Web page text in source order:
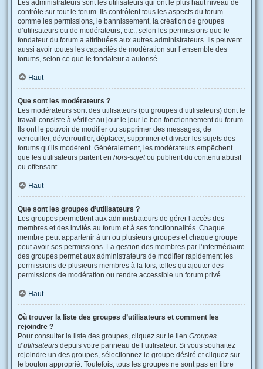
Les administrateurs sont les utilisateurs qui ont le plus haut niveau de
contrôle sur tout le forum. Ils contrôlent tous les aspects du forum
comme les permissions, le bannissement, la création de groupes
d’utilisateurs ou de modérateurs, etc., selon les permissions que le
fondateur du forum a attribuées aux autres administrateurs. Ils peuvent
aussi avoir toutes les capacités de modération sur l’ensemble des
forums, selon ce que le fondateur a autorisé.
Haut
Que sont les modérateurs ?
Les modérateurs sont des utilisateurs (ou groupes d’utilisateurs) dont le
travail consiste à vérifier au jour le jour le bon fonctionnement du forum.
Ils ont le pouvoir de modifier ou supprimer des messages, de
verrouiller, déverrouiller, déplacer, supprimer et diviser les sujets des
forums qu’ils modèrent. Généralement, les modérateurs empêchent
que les utilisateurs partent en hors-sujetou publient du contenu abusif
ou offensant.
Haut
Que sont les groupes d’utilisateurs ?
Les groupes permettent aux administrateurs de gérer l’accès des
membres et des invités au forum et à ses fonctionnalités. Chaque
membre peut appartenir à un ou plusieurs groupes et chaque groupe
peut avoir ses permissions. La gestion des membres par l’intermédiaire
des groupes permet aux administrateurs de modifier rapidement les
permissions de plusieurs membres à la fois, telles qu’ajouter des
permissions de modération ou rendre accessible un forum privé.
Haut
Où trouver la liste des groupes d’utilisateurs et comment les
rejoindre ?
Pour consulter la liste des groupes, cliquez sur le lien Groupes
d’utilisateurs depuis votre panneau de l’utilisateur. Si vous souhaitez
rejoindre un des groupes, sélectionnez le groupe désiré et cliquez sur
le bouton approprié. Toutefois, tous les groupes ne sont pas en libre